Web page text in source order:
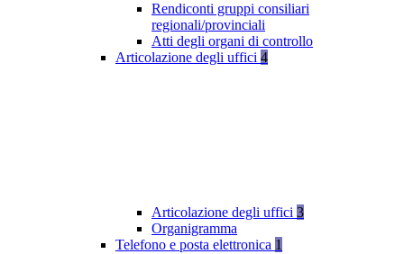
Rendiconti gruppi consiliari
regionali/provinciali
Atti degli organi di controllo
Articolazione degli uffici 4
Articolazione degli uffici 3
Organigramma
Telefono e posta elettronica 1